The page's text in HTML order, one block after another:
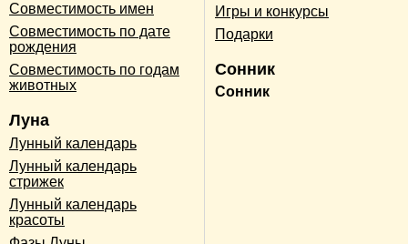
Совместимость имен
Совместимость по дате
рождения
Совместимость по годам
животных
Луна
Лунный календарь
Лунный календарь
стрижек
Лунный календарь
красоты
Игры и конкурсы
Подарки
Сонник
Сонник